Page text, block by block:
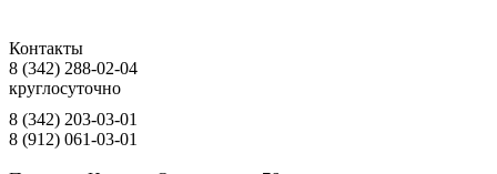
Контакты
8 (342) 288-02-04
круглосуточно
8 (342) 203-03-01
8 (912) 061-03-01